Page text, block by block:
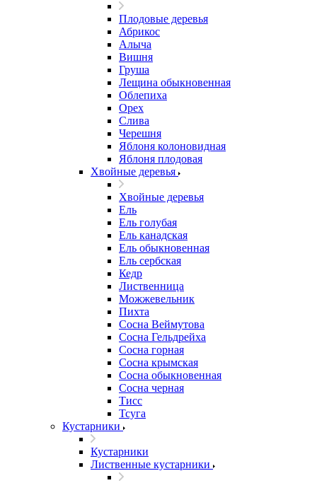
Плодовые деревья
Абрикос
Алыча
Вишня
Груша
Лещина обыкновенная
Облепиха
Орех
Слива
Черешня
Яблоня колоновидная
Яблоня плодовая
Хвойные деревья
Хвойные деревья
Ель
Ель голубая
Ель канадская
Ель обыкновенная
Ель сербская
Кедр
Лиственница
Можжевельник
Пихта
Сосна Веймутова
Сосна Гельдрейха
Сосна горная
Сосна крымская
Сосна обыкновенная
Сосна черная
Тисс
Тсуга
Кустарники
Кустарники
Лиственные кустарники